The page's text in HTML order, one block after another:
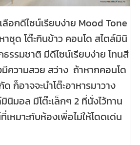
ลือกดีไซน์เรียบง่าย Mood Tone
ชุด โต๊ะกินข้าว คอนโด สไตล์มินิ
รรมชาติ มีดีไซน์เรียบง่าย โทนสี
ความสวย สว่าง ถ้าหากคอนโด
อาจจะนำโต๊ะอาหารมาวาง
นิมอล มีโต๊ะเล็กๆ 2 ที่นั่งไว้ทาน
เหมาะกับห้องเพื่อไม่ให้โดดเด่น